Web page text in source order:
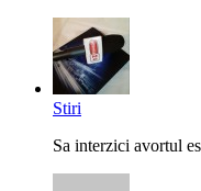
Stiri
Sa interzici avortul